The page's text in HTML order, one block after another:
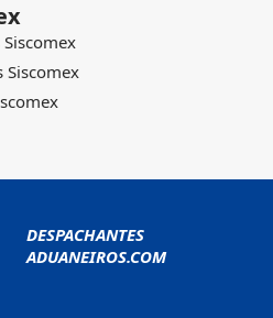
Siscomex
DESPACHANTES
ADUANEIROS.COM